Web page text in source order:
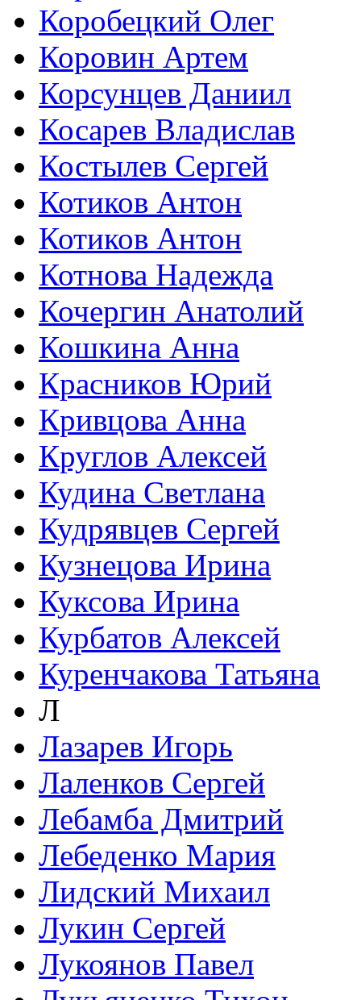
Коробецкий Олег
Коровин Артем
Корсунцев Даниил
Косарев Владислав
Костылев Сергей
Котиков Антон
Котиков Антон
Котнова Надежда
Кочергин Анатолий
Кошкина Анна
Красников Юрий
Кривцова Анна
Круглов Алексей
Кудина Светлана
Кудрявцев Сергей
Кузнецова Ирина
Куксова Ирина
Курбатов Алексей
Куренчакова Татьяна
Л
Лазарев Игорь
Лаленков Сергей
Лебамба Дмитрий
Лебеденко Мария
Лидский Михаил
Лукин Сергей
Лукоянов Павел